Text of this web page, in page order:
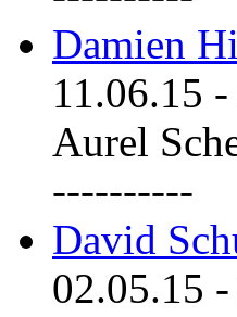
Damien
11.06.15 -
Aurel
----------
David
02.05.15 -